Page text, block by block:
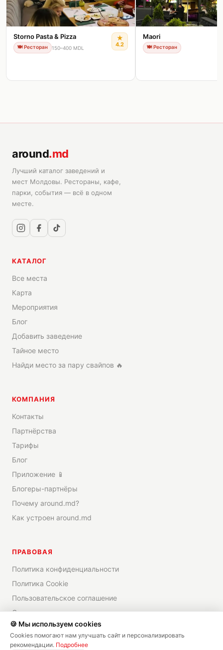
Storno Pasta & Pizza
🍽️Ресторан 150–400 MDL
★
4.2
Maori
🍽️Ресторан
around.md
Лучший каталог заведений и
мест Молдовы. Рестораны, кафе,
парки, события — всё в одном
месте.
КАТАЛОГ
Все места
Карта
Мероприятия
Блог
Добавить заведение
Тайное место
Найди место за пару свайпов 🔥
КОМПАНИЯ
Контакты
Партнёрства
Тарифы
Блог
Приложение 📱
Блогеры-партнёры
Почему around.md?
Как устроен around.md
ПРАВОВАЯ
Политика конфиденциальности
Политика Cookie
Пользовательское соглашение
Отказ от ответственности
🍪 Мы используем cookies
Cookies помогают нам улучшать сайт и персонализировать
рекомендации. Подробнее